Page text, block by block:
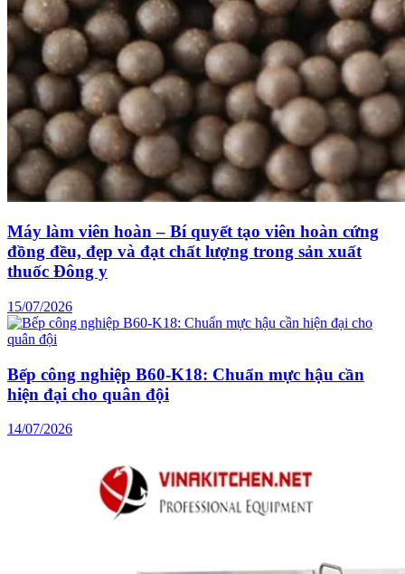
Máy làm viên hoàn – Bí quyết tạo viên hoàn cứng
đồng đều, đẹp và đạt chất lượng trong sản xuất
thuốc Đông y
15/07/2026
Bếp công nghiệp B60-K18: Chuẩn mực hậu cần
hiện đại cho quân đội
14/07/2026